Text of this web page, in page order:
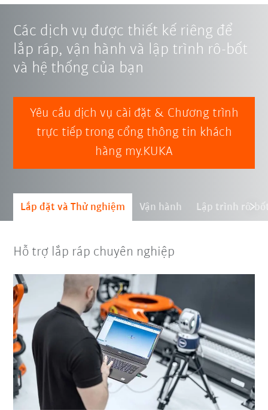
Các dịch vụ được thiết kế riêng để
lắp ráp, vận hành và lập trình rô-bốt
và hệ thống của bạn
Yêu cầu dịch vụ cài đặt & Chương trình
trực tiếp trong cổng thông tin khách
hàng my.KUKA
Lắp đặt và Thử nghiệm Vận hành Lập trình rô-
Hỗ trợ lắp ráp chuyên nghiệp